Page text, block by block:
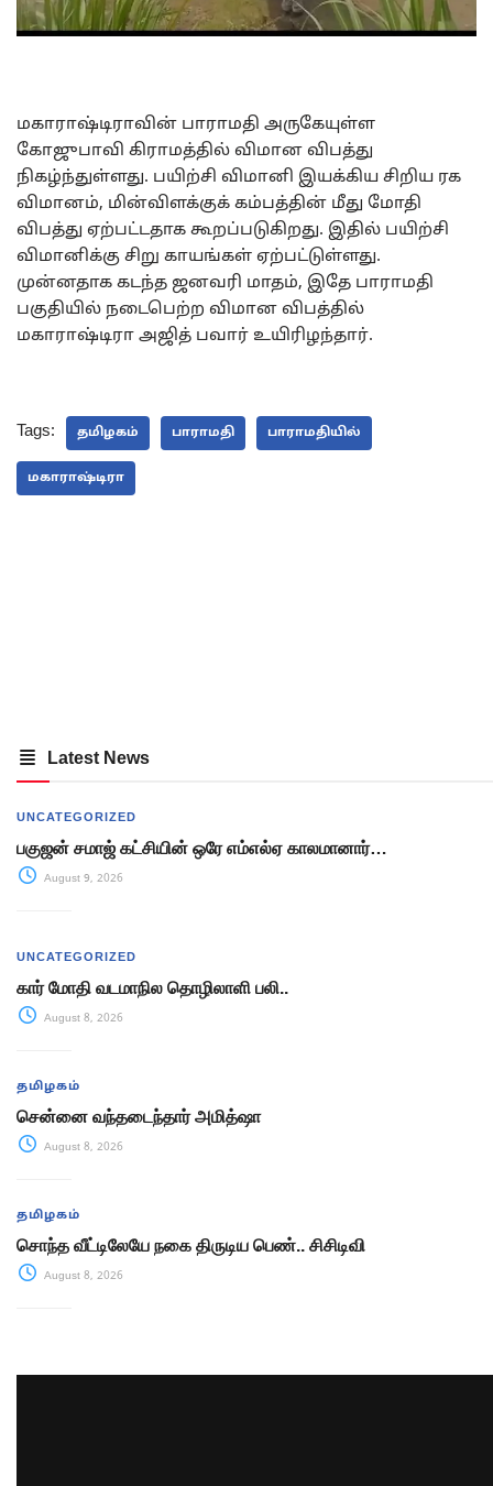
மகாராஷ்டிராவின் பாராமதி அருகேயுள்ள
கோஜுபாவி கிராமத்தில் விமான விபத்து
நிகழ்ந்துள்ளது. பயிற்சி விமானி இயக்கிய சிறிய ரக
விமானம், மின்விளக்குக் கம்பத்தின் மீது மோதி
விபத்து ஏற்பட்டதாக கூறப்படுகிறது. இதில் பயிற்சி
விமானிக்கு சிறு காயங்கள் ஏற்பட்டுள்ளது.
முன்னதாக கடந்த ஜனவரி மாதம், இதே பாராமதி
பகுதியில் நடைபெற்ற விமான விபத்தில்
மகாராஷ்டிரா அஜித் பவார் உயிரிழந்தார்.
Tags: தமிழகம் பாராமதி பாராமதியில்
மகாராஷ்டிரா
Latest News
UNCATEGORIZED
பகுஜன் சமாஜ் கட்சியின் ஒரே எம்எல்ஏ காலமானார்…
August 9, 2026
UNCATEGORIZED
கார் மோதி வடமாநில தொழிலாளி பலி..
August 8, 2026
தமிழகம்
சென்னை வந்தடைந்தார் அமித்ஷா
August 8, 2026
தமிழகம்
சொந்த வீட்டிலேயே நகை திருடிய பெண்.. சிசிடிவி
August 8, 2026